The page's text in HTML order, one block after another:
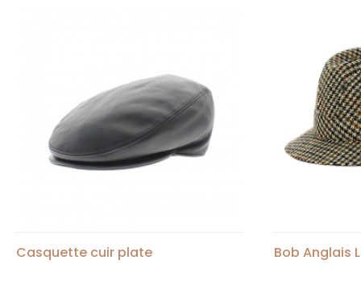
Casquette cuir plate Bob Anglais